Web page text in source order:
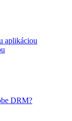
aplikáciou
DRM?